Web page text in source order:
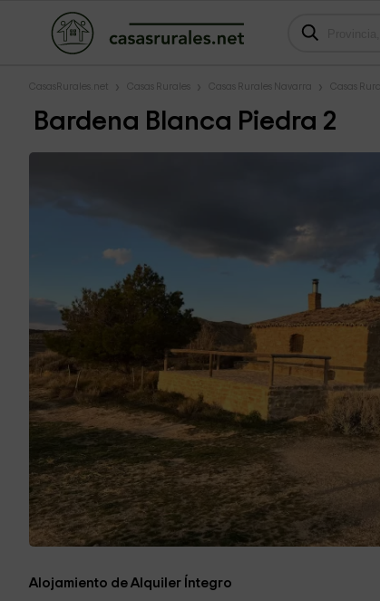
CasasRurales.net Casas Rurales Casas Rurales Navarra Casas
Bardena Blanca Piedra 2
Alojamiento de Alquiler Íntegro